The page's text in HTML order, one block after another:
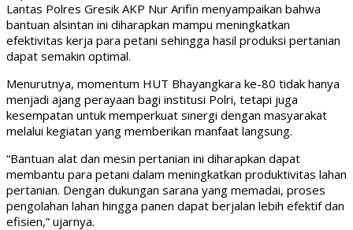
Lantas Polres Gresik AKP Nur Arifin menyampaikan bahwa
bantuan alsintan ini diharapkan mampu meningkatkan
efektivitas kerja para petani sehingga hasil produksi pertanian
dapat semakin optimal.
Menurutnya, momentum HUT Bhayangkara ke-80 tidak hanya
menjadi ajang perayaan bagi institusi Polri, tetapi juga
kesempatan untuk memperkuat sinergi dengan masyarakat
melalui kegiatan yang memberikan manfaat langsung.
“Bantuan alat dan mesin pertanian ini diharapkan dapat
membantu para petani dalam meningkatkan produktivitas lahan
pertanian. Dengan dukungan sarana yang memadai, proses
pengolahan lahan hingga panen dapat berjalan lebih efektif dan
efisien,” ujarnya.